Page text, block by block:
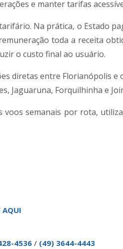
e manter tarifas
Na prática, o Estado
toda a receita
o custo final ao usuário.
diretas entre Florianópolis
Jaguaruna, Forquilhinha e
semanais por rota,
AQUI
4536 / (49) 3644-4443